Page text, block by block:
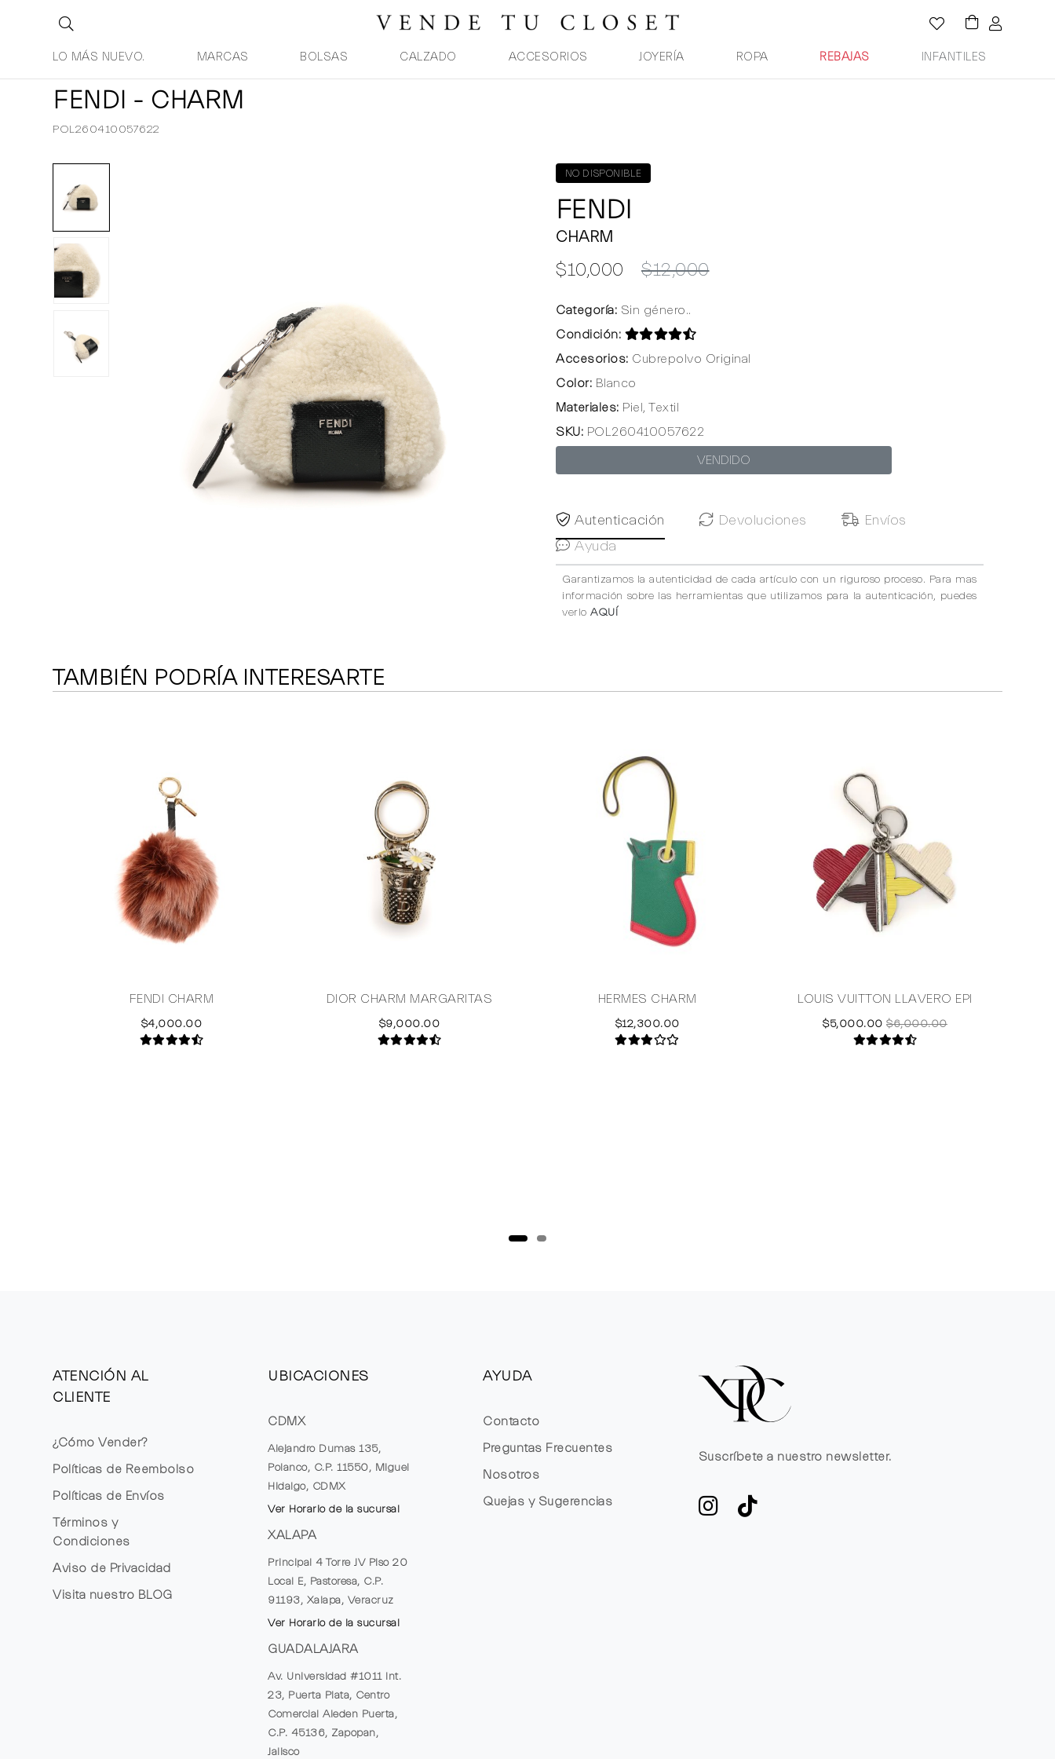
LO MÁS NUEVO. MARCAS BOLSAS CALZADO ACCESORIOS JOYERÍA ROPA REBAJAS INFANTILES
FENDI - CHARM
POL260410057622
NO DISPONIBLE
FENDI
CHARM
$10,000 $12,000
Categoría: Sin género..
Condición:
Accesorios: Cubrepolvo Original
Color: Blanco
Materiales: Piel, Textil
SKU: POL260410057622
VENDIDO
Autenticación Devoluciones
Envíos
Ayuda
Garantizamos la autenticidad de cada artículo con un riguroso proceso. Para mas
información sobre las herramientas que utilizamos para la autenticación, puedes
verlo AQUÍ
TAMBIÉN PODRÍA INTERESARTE
FENDI CHARM
$4,000.00
DIOR CHARM MARGARITAS
$9,000.00
HERMES CHARM
$12,300.00
LOUIS VUITTON LLAVERO EPI
$5,000.00 $6,000.00
ATENCIÓN AL
CLIENTE
¿Cómo Vender?
Políticas de Reembolso
Políticas de Envíos
Términos y
Condiciones
Aviso de Privacidad
Visita nuestro BLOG
UBICACIONES
CDMX
Alejandro Dumas 135,
Polanco, C.P. 11550, Miguel
Hidalgo, CDMX
Ver Horario de la sucursal
XALAPA
Principal 4 Torre JV Piso 20
Local E, Pastoresa, C.P.
91193, Xalapa, Veracruz
Ver Horario de la sucursal
GUADALAJARA
Av. Universidad #1011 Int.
23, Puerta Plata, Centro
Comercial Aleden Puerta,
C.P. 45136, Zapopan,
Jalisco
AYUDA
Contacto
Preguntas Frecuentes
Nosotros
Quejas y Sugerencias
Suscríbete a nuestro newsletter.